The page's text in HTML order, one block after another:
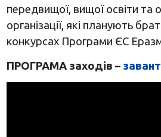
передвищої, вищої освіти та
організації, які планують
конкурсах Програми ЄС
ПРОГРАМА заходів –